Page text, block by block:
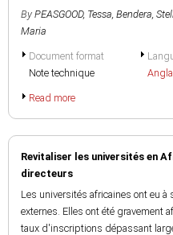
By PEASGOOD, Tessa, Bendera,
Maria
Document format
Note technique
Read more
Revitaliser les universités en
directeurs
Les universités africaines ont eu
externes. Elles ont été gravement
taux d'inscriptions dépassant